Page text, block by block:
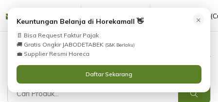
(021) 38783380 08551688000
Masuk
×
Keuntungan Belanja di Horekamall 👋
📄 Bisa Request Faktur Pajak
🚚 Gratis Ongkir JABODETABEK (S&K Berlaku)
💼 Supplier Resmi Horeca
Daftar Sekarang